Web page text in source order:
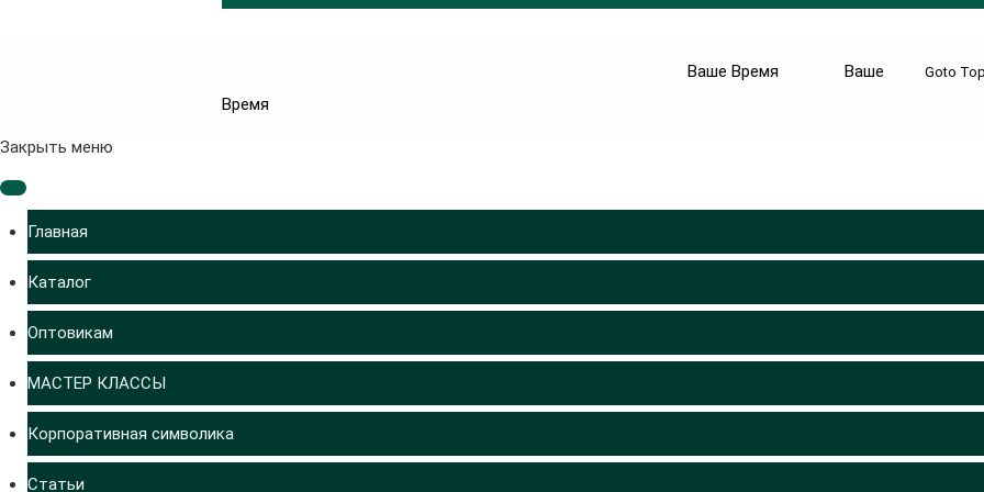
Ваше Время
Ваше
Время
Goto
Закрыть меню
Главная
Каталог
Оптовикам
МАСТЕР КЛАССЫ
Корпоративная символика
Статьи